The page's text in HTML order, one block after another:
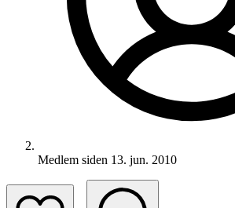
Medlem siden 13. jun. 2010